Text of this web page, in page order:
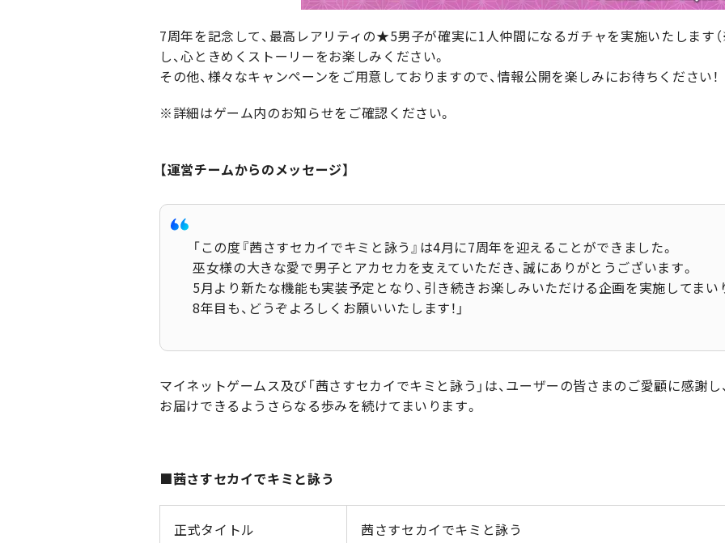
7周年を記念して、最高レアリティの★5男子が確実に1人仲間になるガチャを実施いたします
し、心ときめくストーリーをお楽しみください。
その他、様々なキャンペーンをご用意しておりますので、情報公開を楽しみにお待ちください！
※詳細はゲーム内のお知らせをご確認ください。
【運営チームからのメッセージ】
「この度『茜さすセカイでキミと詠う』は4月に7周年を迎えることができました。
巫女様の大きな愛で男子とアカセカを支えていただき、誠にありがとうございます。
5月より新たな機能も実装予定となり、引き続きお楽しみいただける企画を実施してまい
8年目も、どうぞよろしくお願いいたします！」
マイネットゲームス及び「茜さすセカイでキミと詠う」は、ユーザーの皆さまのご愛顧に感謝
お届けできるようさらなる歩みを続けてまいります。
■茜さすセカイでキミと詠う
正式タイトル 茜さすセカイでキミと詠う